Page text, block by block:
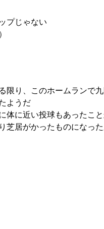
プじゃない
）
限り、このホームランで
ようだ
体に近い投球もあったこ
芝居がかったものになっ